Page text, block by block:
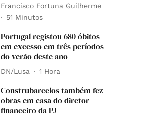
Francisco Fortuna Guilherme
51 Minutos
Portugal registou 680 óbitos
em excesso em três períodos
do verão deste ano
DN/Lusa 1 Hora
Construbarcelos também fez
obras em casa do diretor
financeiro da PJ